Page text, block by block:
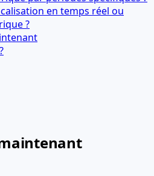
en temps réel ou
?